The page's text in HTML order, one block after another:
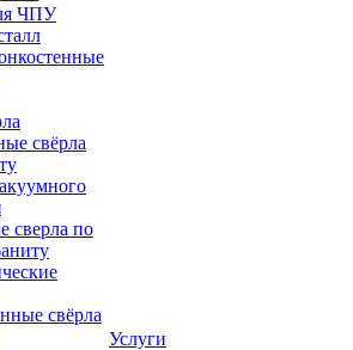
ЧПУ
свёрла
сверла по
свёрла
Услуги